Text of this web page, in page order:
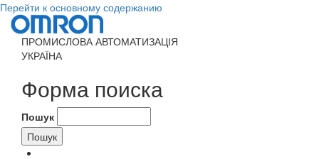
Перейти к основному содержанию
ПРОМИСЛОВА АВТОМАТИЗАЦІЯ
УКРАЇНА
Форма поиска
Пошук